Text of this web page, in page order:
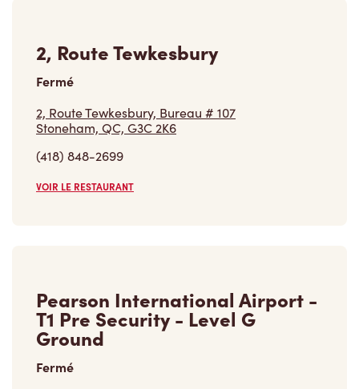
2, Route Tewkesbury
Fermé
2, Route Tewkesbury, Bureau # 107
Stoneham, QC, G3C 2K6
(418) 848-2699
VOIR LE RESTAURANT
Pearson International Airport -
T1 Pre Security - Level G
Ground
Fermé